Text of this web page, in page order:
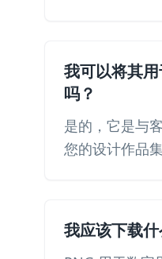
我可以将其
吗？
是的，它是与
您的设计作品
我应该下载什